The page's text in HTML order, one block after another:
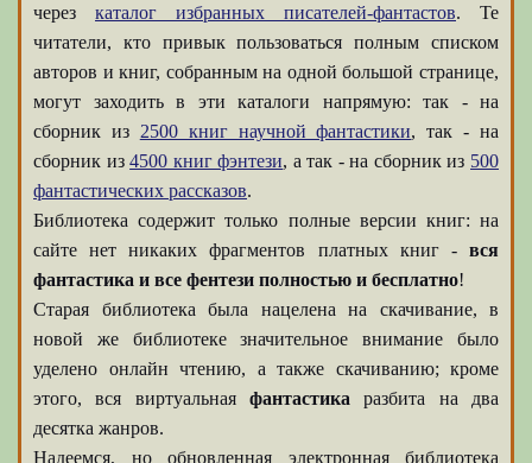
через каталог избранных писателей-фантастов. Те
читатели, кто привык пользоваться полным списком
авторов и книг, собранным на одной большой странице,
могут заходить в эти каталоги напрямую: так - на
сборник из 2500 книг научной фантастики, так - на
сборник из4500 книг фэнтези, а так - на сборник из 500
фантастических рассказов.
Библиотека содержит только полные версии книг: на
сайте нет никаких фрагментов платных книг - вся
фантастика и все фентези полностью и бесплатно!
Старая библиотека была нацелена на скачивание, в
новой же библиотеке значительное внимание было
уделено онлайн чтению, а также скачиванию; кроме
этого, вся виртуальная фантастика разбита на два
десятка жанров.
Надеемся, но обновленная электронная библиотека